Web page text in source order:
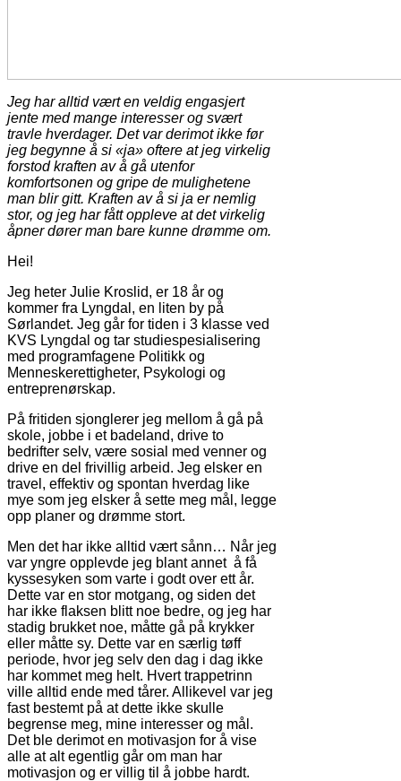
Jeg har alltid vært en veldig engasjert
jente med mange interesser og svært
travle hverdager. Det var derimot ikke før
jeg begynne å si «ja» oftere at jeg virkelig
forstod kraften av å gå utenfor
komfortsonen og gripe de mulighetene
man blir gitt. Kraften av å si ja er nemlig
stor, og jeg har fått oppleve at det virkelig
åpner dører man bare kunne drømme om.
Hei!
Jeg heter Julie Kroslid, er 18 år og
kommer fra Lyngdal, en liten by på
Sørlandet. Jeg går for tiden i 3 klasse ved
KVS Lyngdal og tar studiespesialisering
med programfagene Politikk og
Menneskerettigheter, Psykologi og
entreprenørskap.
På fritiden sjonglerer jeg mellom å gå på
skole, jobbe i et badeland, drive to
bedrifter selv, være sosial med venner og
drive en del frivillig arbeid. Jeg elsker en
travel, effektiv og spontan hverdag like
mye som jeg elsker å sette meg mål, legge
opp planer og drømme stort.
Men det har ikke alltid vært sånn… Når jeg
var yngre opplevde jeg blant annet å få
kyssesyken som varte i godt over ett år.
Dette var en stor motgang, og siden det
har ikke flaksen blitt noe bedre, og jeg har
stadig brukket noe, måtte gå på krykker
eller måtte sy. Dette var en særlig tøff
periode, hvor jeg selv den dag i dag ikke
har kommet meg helt. Hvert trappetrinn
ville alltid ende med tårer. Allikevel var jeg
fast bestemt på at dette ikke skulle
begrense meg, mine interesser og mål.
Det ble derimot en motivasjon for å vise
alle at alt egentlig går om man har
motivasjon og er villig til å jobbe hardt.